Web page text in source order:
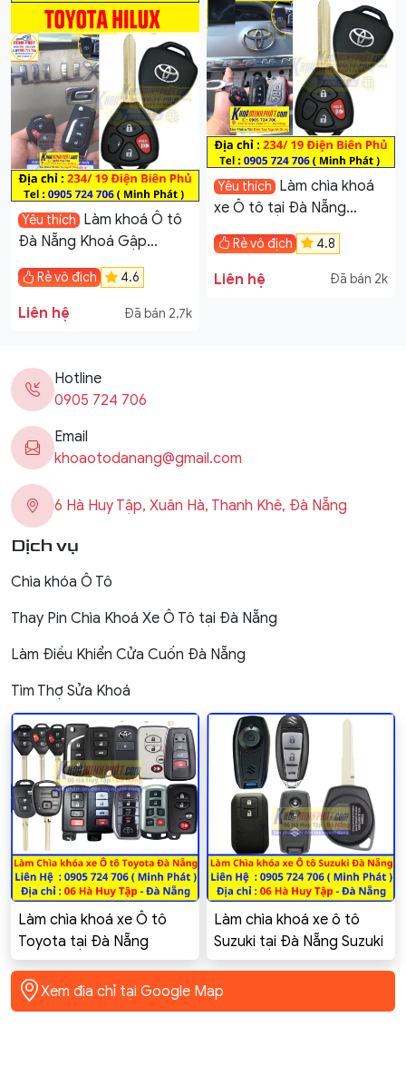
Yêu thích Làm chìa khoá
xe Ô tô tại Đà Nẵng
Rẻ vô địch 4.8
Liên hệ Đã bán 2k
Yêu thích Làm khoá Ô tô
Đà Nẵng Khoá Gập
Toyota Hilux
Rẻ vô địch 4.6
Liên hệ Đã bán 2,7k
Hotline
0905 724 706
Email
khoaotodanang@gmail.com
6 Hà Huy Tập, Xuân Hà, Thanh Khê, Đà Nẵng
Dịch vụ
Chìa khóa Ô Tô
Thay Pin Chìa Khoá Xe Ô Tô tại Đà Nẵng
Làm Điều Khiển Cửa Cuốn Đà Nẵng
Tìm Thợ Sửa Khoá
Làm chìa khoá xe Ô tô
Toyota tại Đà Nẵng
Toyota Innova, Altis,
Corolla Cross, Vios, Yaris,
Camry, Hilux, Fortuner,
Làm chìa khoá xe ô tô
Suzuki tại Đà Nẵng Suzuki
Swift Celerio Ciaz Ertiga
XL7 GSX-R150
Xem địa chỉ tại Google Map